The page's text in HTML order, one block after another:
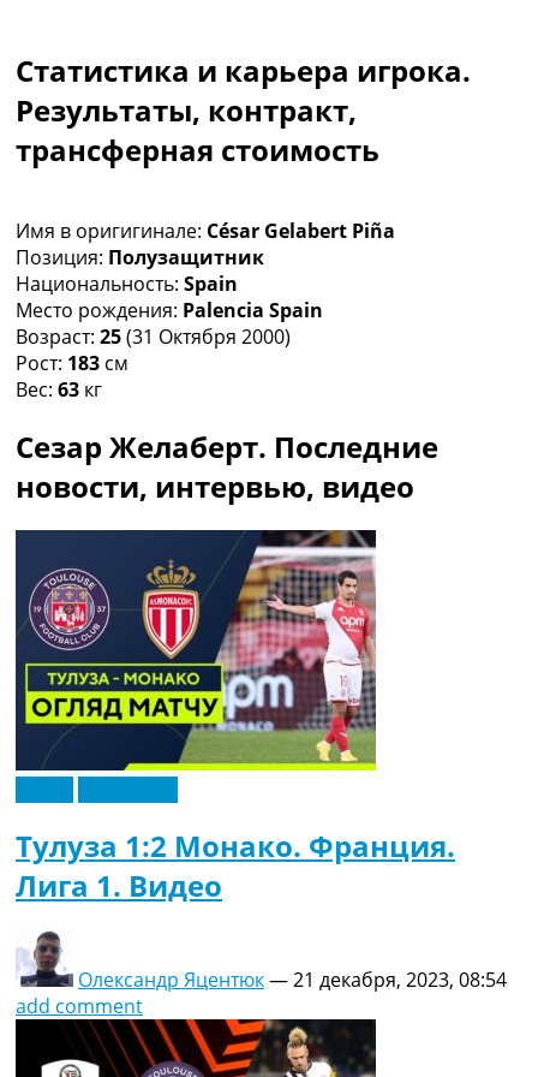
Чемпионат Мира
Украина. Премьер-Лига
Украина. Первая Лига
Лига Чемпионов
Другие Турниры >>>
Таблицы
Таблицы групп Чемпионата Мира
Украина. Премьер-Лига
Украина. Первая Лига
Лига Чемпионов. Таблицы групп
Все таблицы >>>
Рейтинги
Рейтинг стран УЕФА
Рейтинг клубов УЕФА
Рейтинг ФИФА
ТВ программа
RU
UA
Categories
Новости футбола
Видео
Трансферы
Новости футбола Украины
Последние комментарии
Конкурс прогнозов
Правила
Коллективный прогноз
Турниры
Чемпионат Мира
Статистика и карьера игрока.
Результаты, контракт,
трансферная стоимость
Имя в оригигинале: César Gelabert Piña
Позиция: Полузащитник
Национальность: Spain
Место рождения: Palencia Spain
Возраст: 25(31 Октября 2000)
Рост: 183 см
Вес: 63 кг
Сезар Желаберт. Последние
новости, интервью, видео
Тулуза 1:2 Монако. Франция.
Лига 1. Видео
Олександр Яцентюк—21 декабря, 2023, 08:54
add comment